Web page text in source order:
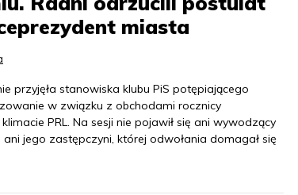
miasta
przyjęła stanowiska klubu PiS potępiającego
w związku z obchodami rocznicy
PRL. Na sesji nie pojawił się ani wywodzący
jego zastępczyni, której odwołania domagał się